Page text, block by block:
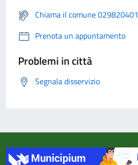
Chiama il comune 029820401
Prenota un appuntamento
Problemi in città
Segnala disservizio